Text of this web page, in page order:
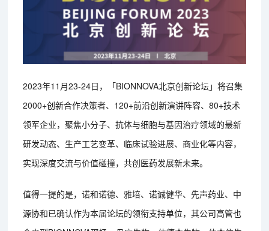
2023年11月23-24日，「BIONNOVA北京创新论坛」将召集
2000+创新合作决策者、120+前沿创新演讲阵容、80+技术
领军企业，聚焦小分子、抗体与细胞与基因治疗领域的最新
研发动态、生产工艺变革、临床试验进展、商业化等内容，
实现深度交流与价值碰撞，共创医药发展新未来。
值得一提的是，诺和诺德、雅培、诺诚健华、先声药业、中
源协和已确认作为本届论坛的领衔支持单位，其公司高管也